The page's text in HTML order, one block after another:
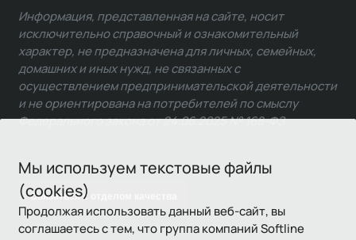
Мы используем текстовые файлы
(cookies)
Продолжая использовать данный веб-сайт, вы
соглашаетесь с тем, что группа компаний Softline
Связаться с отделом качества
Информация, представленная на сайте, носит
исключительно справочный и ознакомительный
характер, не предназначена для личных, семейных,
домашних и иных нужд, не связанных с
осуществлением предпринимательской деятельности
и не ориентирована на потребителей по смыслу
Федерального закона от 24.06.2025 № 168-ФЗ.